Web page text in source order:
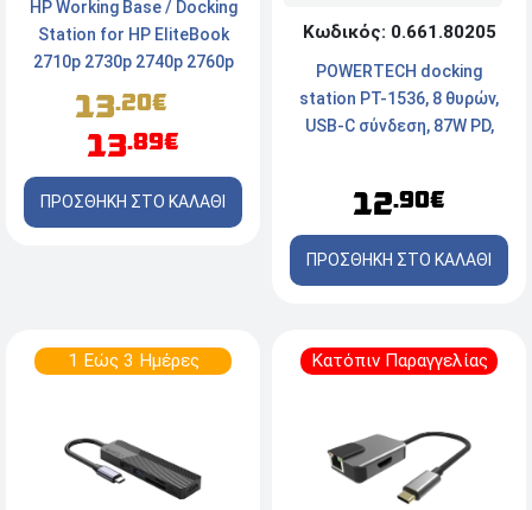
HP Working Base / Docking
Station for HP EliteBook
2710p 2730p 2740p 2760p
13.20€
13.89€
ΠΡΟΣΘΗΚΗ ΣΤΟ ΚΑΛΑΘΙ
Κωδικός: 0.661.80205
POWERTECH docking
station PT-1536, 8 θυρών,
USB-C σύνδεση, 87W PD,
12.90€
ΠΡΟΣΘΗΚΗ ΣΤΟ ΚΑΛΑΘΙ
1 Εώς 3 Ημέρες Κατόπιν Παραγγελίας